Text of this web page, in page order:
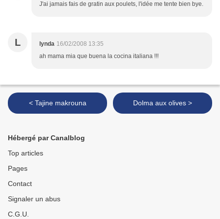
J'ai jamais fais de gratin aux poulets, l'idée me tente bien bye.
L lynda 16/02/2008 13:35
ah mama mia que buena la cocina italiana !!!
< Tajine makrouna Dolma aux olives >
Hébergé par Canalblog
Top articles
Pages
Contact
Signaler un abus
C.G.U.